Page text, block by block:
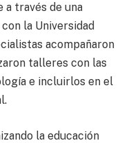
a través de una
la Universidad
acompañaron
talleres con las
e incluirlos en el
la educación